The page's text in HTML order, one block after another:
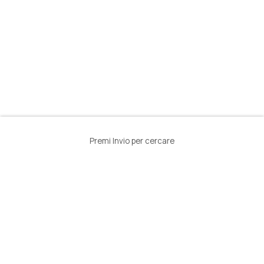
Premi Invio per cercare